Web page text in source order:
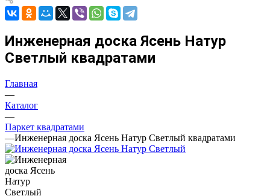
Инженерная доска Ясень Натур
Светлый квадратами
Главная
—
Каталог
—
Паркет квадратами
—Инженерная доска Ясень Натур Светлый квадратами